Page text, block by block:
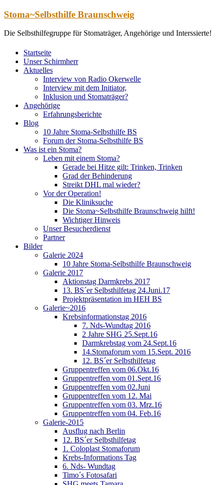
Zum
springen
Stoma~Selbsthilfe Braunschweig
Die Selbsthilfegruppe für Stomaträger, Angehörige und Interssierte!
Startseite
Unser Schirmherr
Aktuelles
Interview von Radio Okerwelle
Interview mit dem Initiator,
Inklusion und Stomaträger?
Angehörige
Erfahrungsberichte
Blog
10 Jahre Stoma-Selbsthilfe BS
Forum der Stoma-Selbsthilfe BS
Was ist ein Stoma?
Leben mit einem Stoma?
Gerade bei Hitze gilt: Trinken, Trinken
Grad der Behinderung
Streikt DHL mal wieder?
Vor der Operation!
Die Kliniksuche
Die Stoma~Selbsthilfe Braunschweig hilft!
Wichtiger Hinweis
Unser Besucherdienst
Partner
Bilder
Galerie 2024
10 Jahre Stoma-Selbsthilfe Braunschweig
Galerie 2017
Aktionstag Darmkrebs 2017
13. BS´er Selbsthilfetag 24.Juni.17
Projektpräsentation im HEH BS
Galerie~2016
Krebsinformationstag 2016
7. Nds-Wundtag 2016
2 Jahre SHG 25.Sept.16
Darmkrebstag vom 24.Sept.16
14.Stomaforum vom 15.Sept. 2016
12. BS´er Selbsthilfetag
Gruppentreffen vom 06.Okt.16
Gruppentreffen vom 01.Sept.16
Gruppentreffen vom 02.Juni
Gruppentreffen vom 12. Mai
Gruppentreffen vom 03. Mrz.16
Gruppentreffen vom 04. Feb.16
Galerie-2015
Ausflug nach Berlin
12. BS´er Selbsthilfetag
1. Coloplast Stomaforum
Krebs-Informations Tag
6. Nds- Wundtag
Timo´s Fotosafari